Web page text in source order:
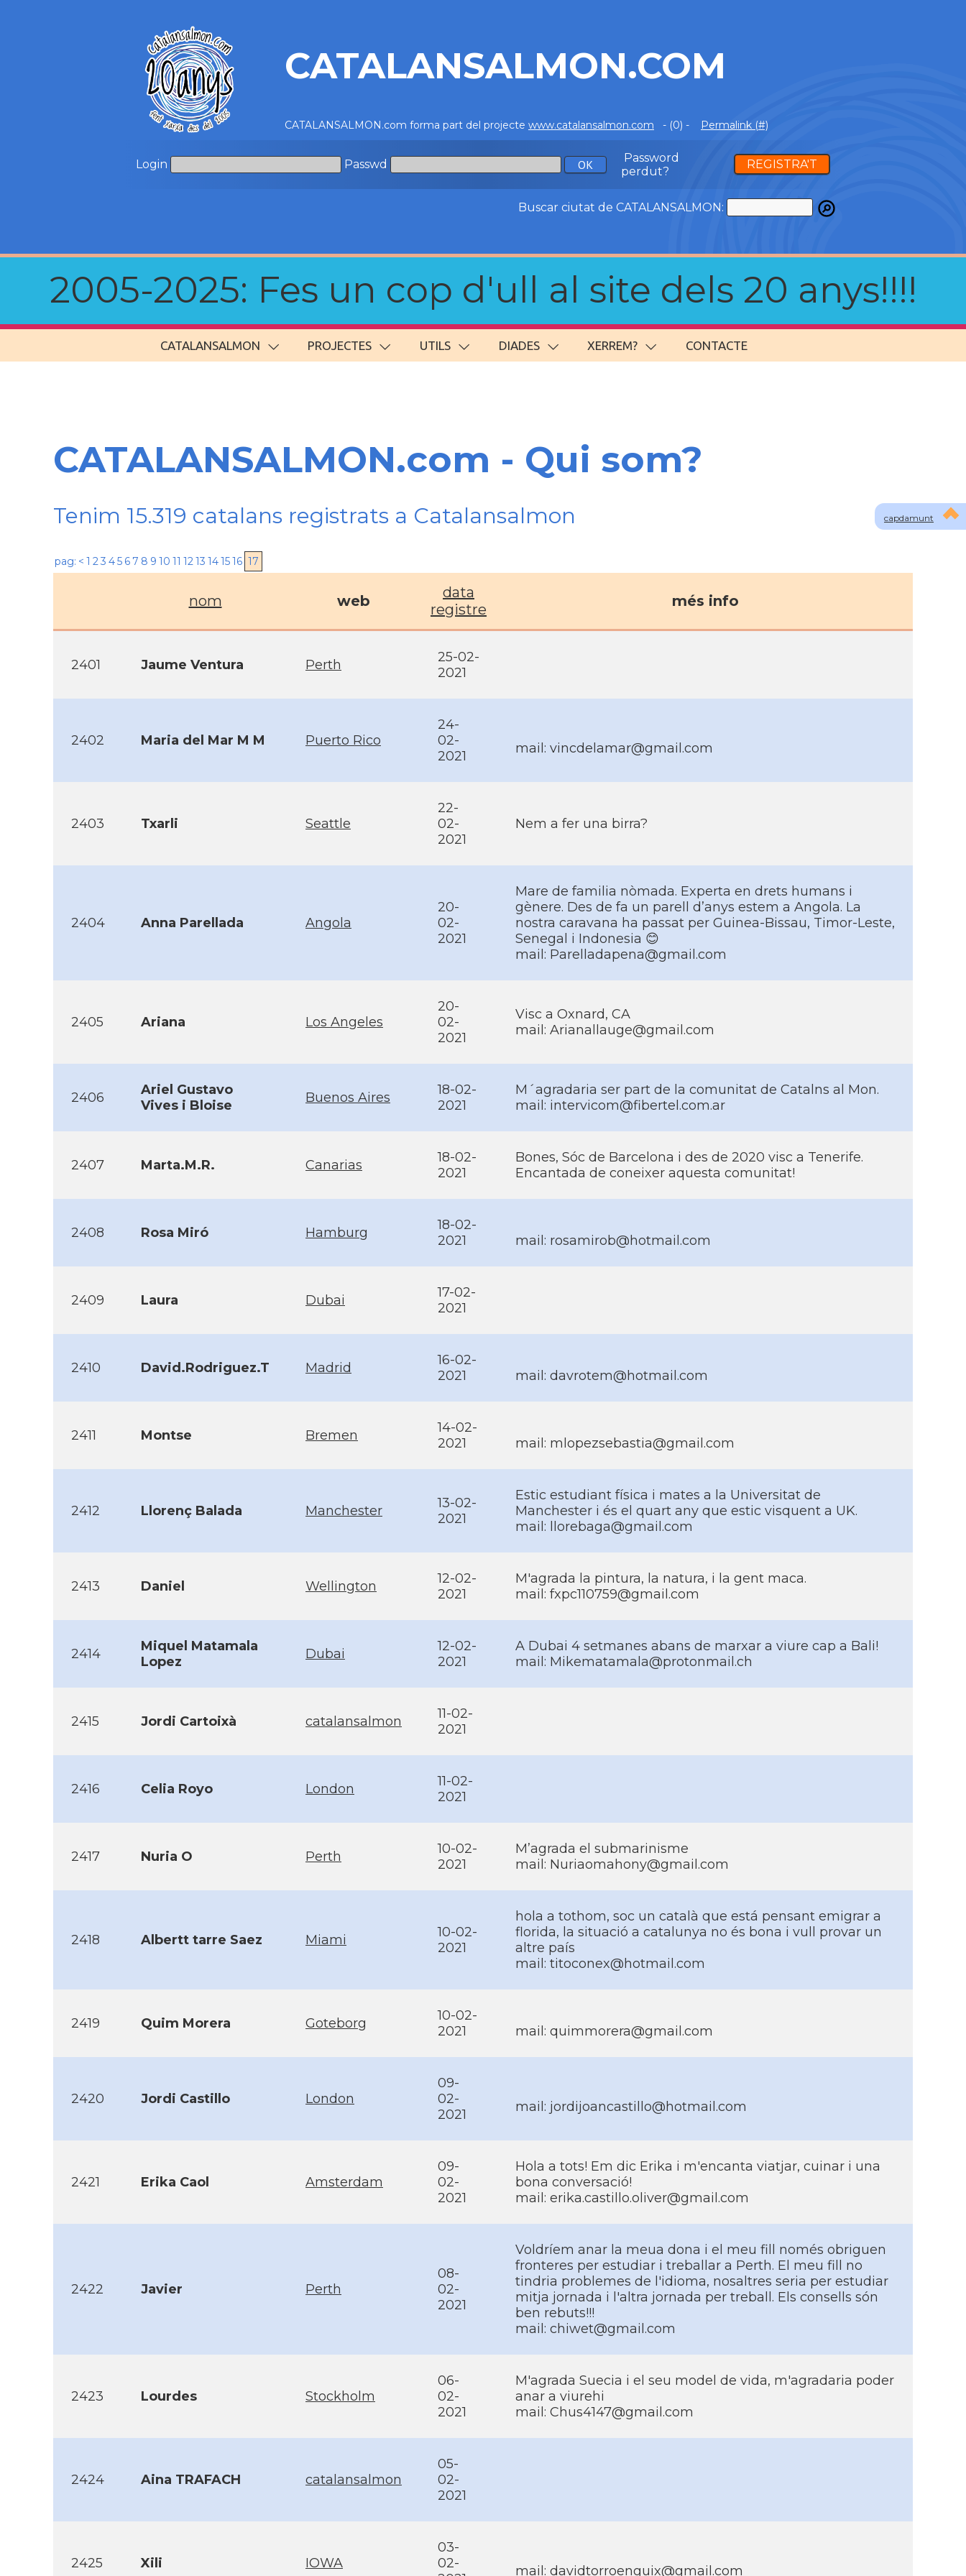
CATALANSALMON.COM
CATALANSALMON.com forma part del projecte www.catalansalmon.com - (0) - Permalink (#)
Login Passwd
Password
perdut?
REGISTRA'T
Buscar ciutat de CATALANSALMON:
2005-2025: Fes un cop d'ull al site dels 20 anys!!!!
CATALANSALMON PROJECTES UTILS DIADES XERREM? CONTACTE
capdamunt
CATALANSALMON.com - Qui som?
Tenim 15.319 catalans registrats a Catalansalmon
pag: < 1 23 45 6 7 8 9 10 11 1213 141516 17
nom web
data
registre
més info
2401 Jaume Ventura Perth
25-02-
2021
2402 Maria del Mar M M Puerto Rico
24-
02-
2021
mail: vincdelamar@gmail.com
2403 Txarli Seattle
22-
02-
2021
Nem a fer una birra?
2404 Anna Parellada Angola
20-
02-
2021
Mare de familia nòmada. Experta en drets humans i
gènere. Des de fa un parell d’anys estem a Angola. La
nostra caravana ha passat per Guinea-Bissau, Timor-Leste,
Senegal i Indonesia 😊
mail: Parelladapena@gmail.com
2405 Ariana Los Angeles
20-
02-
2021
Visc a Oxnard, CA
mail: Arianallauge@gmail.com
2406
Ariel Gustavo
Vives i Bloise
Buenos Aires
18-02-
2021
M´agradaria ser part de la comunitat de Catalns al Mon.
mail: intervicom@fibertel.com.ar
2407 Marta.M.R. Canarias
18-02-
2021
Bones, Sóc de Barcelona i des de 2020 visc a Tenerife.
Encantada de coneixer aquesta comunitat!
2408 Rosa Miró Hamburg
18-02-
2021
mail: rosamirob@hotmail.com
2409 Laura Dubai
17-02-
2021
2410 David.Rodriguez.T Madrid
16-02-
2021
mail: davrotem@hotmail.com
2411 Montse Bremen
14-02-
2021
mail: mlopezsebastia@gmail.com
2412 Llorenç Balada Manchester
13-02-
2021
Estic estudiant física i mates a la Universitat de
Manchester i és el quart any que estic visquent a UK.
mail: llorebaga@gmail.com
2413 Daniel Wellington
12-02-
2021
M'agrada la pintura, la natura, i la gent maca.
mail: fxpc110759@gmail.com
2414
Miquel Matamala
Lopez
Dubai
12-02-
2021
A Dubai 4 setmanes abans de marxar a viure cap a Bali!
mail: Mikematamala@protonmail.ch
2415 Jordi Cartoixà catalansalmon
11-02-
2021
2416 Celia Royo London
11-02-
2021
2417 Nuria O Perth
10-02-
2021
M’agrada el submarinisme
mail: Nuriaomahony@gmail.com
2418 Albertt tarre Saez Miami
10-02-
2021
hola a tothom, soc un català que está pensant emigrar a
florida, la situació a catalunya no és bona i vull provar un
altre país
mail: titoconex@hotmail.com
2419 Quim Morera Goteborg
10-02-
2021
mail: quimmorera@gmail.com
2420 Jordi Castillo London
09-
02-
2021
mail: jordijoancastillo@hotmail.com
2421 Erika Caol Amsterdam
09-
02-
2021
Hola a tots! Em dic Erika i m'encanta viatjar, cuinar i una
bona conversació!
mail: erika.castillo.oliver@gmail.com
2422 Javier Perth
08-
02-
2021
Voldríem anar la meua dona i el meu fill només obriguen
fronteres per estudiar i treballar a Perth. El meu fill no
tindria problemes de l'idioma, nosaltres seria per estudiar
mitja jornada i l'altra jornada per treball. Els consells són
ben rebuts!!!
mail: chiwet@gmail.com
2423 Lourdes Stockholm
06-
02-
2021
M'agrada Suecia i el seu model de vida, m'agradaria poder
anar a viurehi
mail: Chus4147@gmail.com
2424 Aina TRAFACH catalansalmon
05-
02-
2021
2425 Xili IOWA
03-
02-
mail: davidtorroenguix@gmail.com